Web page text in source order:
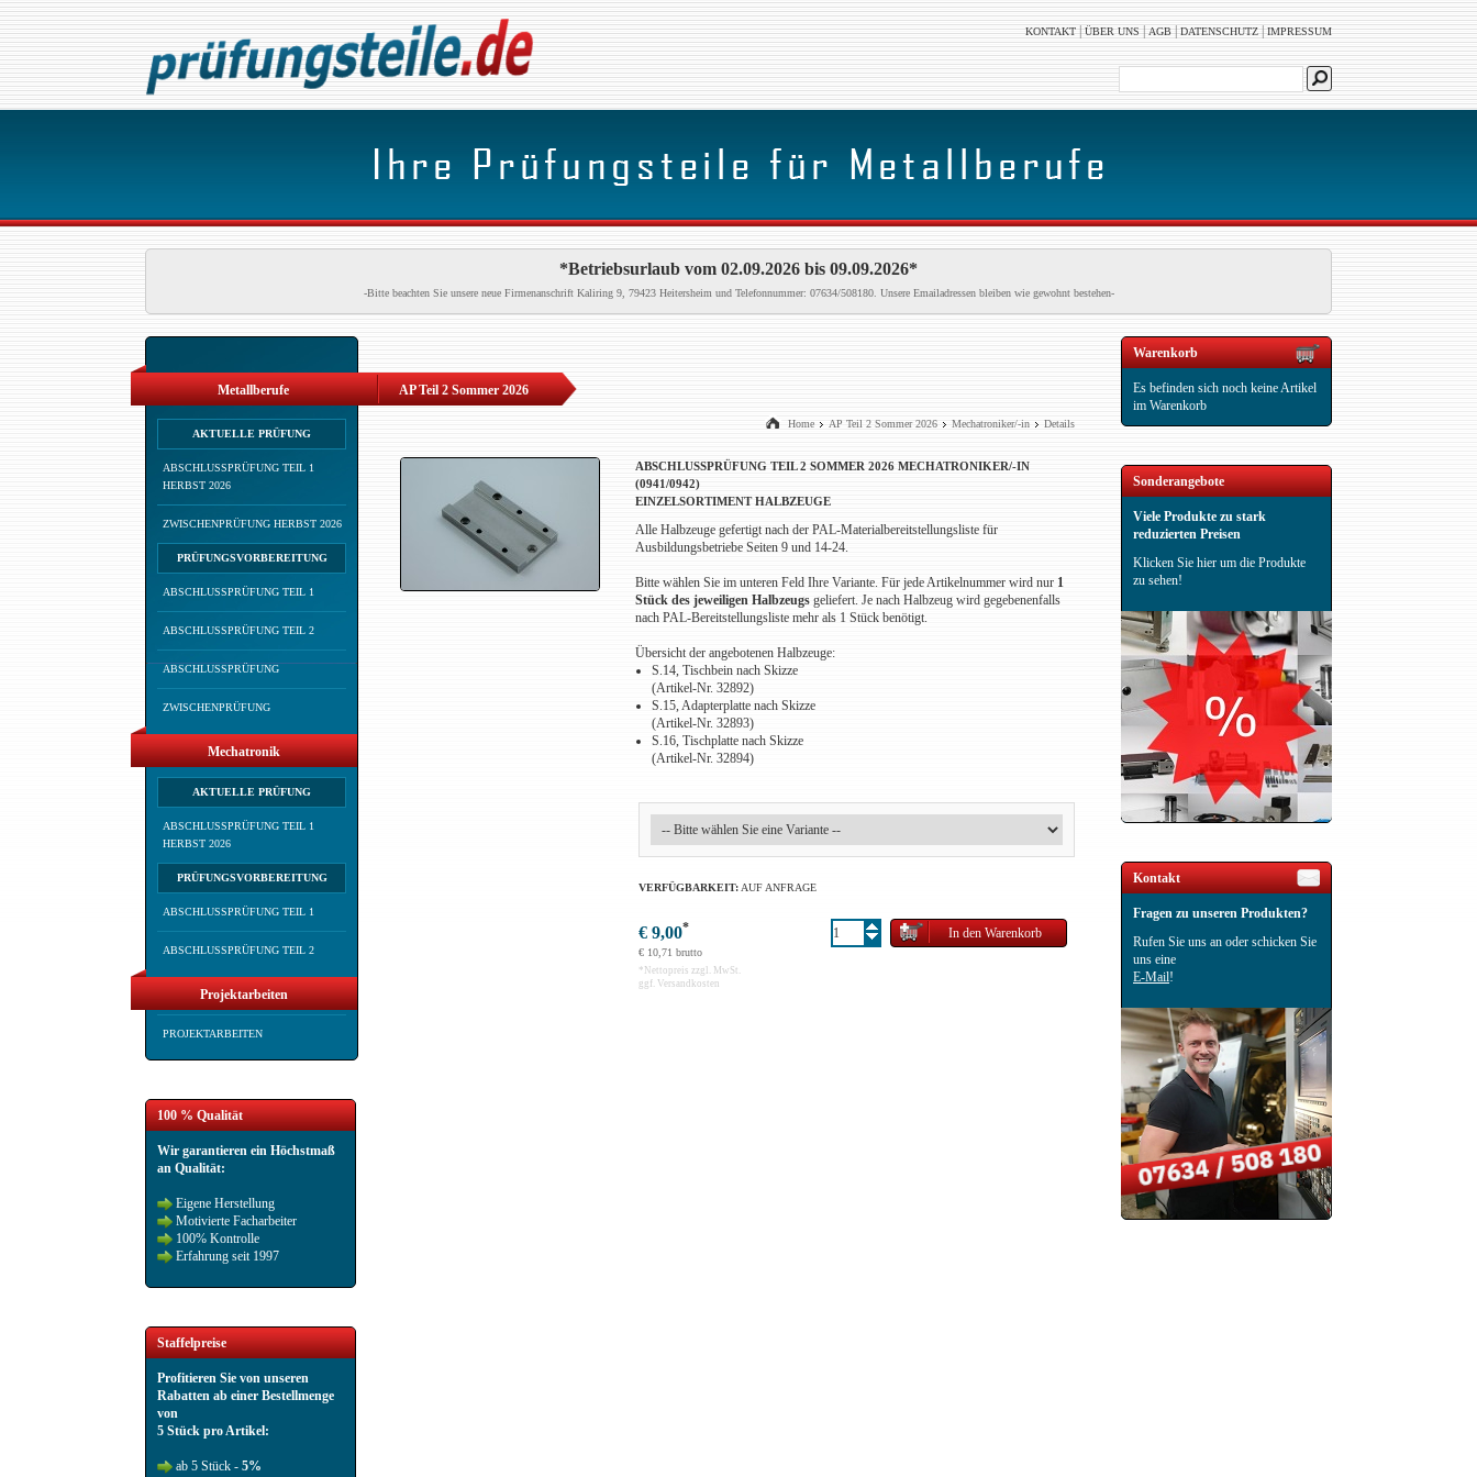
KONTAKT|ÜBER UNS|AGB|DATENSCHUTZ|IMPRESSUM
*Betriebsurlaub vom 02.09.2026 bis 09.09.2026*
-Bitte beachten Sie unsere neue Firmenanschrift Kaliring 9, 79423 Heitersheim und Telefonnummer: 07634/508180. Unsere Emailadressen bleiben wie gewohnt bestehen-
Metallberufe
AKTUELLE PRÜFUNG
ABSCHLUSSPRÜFUNG TEIL 1
HERBST 2026
ZWISCHENPRÜFUNG HERBST 2026
PRÜFUNGSVORBEREITUNG
ABSCHLUSSPRÜFUNG TEIL 1
ABSCHLUSSPRÜFUNG TEIL 2
ABSCHLUSSPRÜFUNG
ZWISCHENPRÜFUNG
Mechatronik
AKTUELLE PRÜFUNG
ABSCHLUSSPRÜFUNG TEIL 1
HERBST 2026
PRÜFUNGSVORBEREITUNG
ABSCHLUSSPRÜFUNG TEIL 1
ABSCHLUSSPRÜFUNG TEIL 2
Projektarbeiten
PROJEKTARBEITEN
100 % Qualität
Wir garantieren ein Höchstmaß
an Qualität:
Eigene Herstellung
Motivierte Facharbeiter
100% Kontrolle
Erfahrung seit 1997
Staffelpreise
Profitieren Sie von unseren
Rabatten ab einer Bestellmenge
von
5 Stück pro Artikel:
ab 5 Stück - 5%
AP Teil 2 Sommer 2026
Home AP Teil 2 Sommer 2026 Mechatroniker/-in Details
ABSCHLUSSPRÜFUNG TEIL 2 SOMMER 2026 MECHATRONIKER/-IN
(0941/0942)
EINZELSORTIMENT HALBZEUGE
Alle Halbzeuge gefertigt nach der PAL-Materialbereitstellungsliste für
Ausbildungsbetriebe Seiten 9 und 14-24.
Bitte wählen Sie im unteren Feld Ihre Variante. Für jede Artikelnummer wird nur 1
Stück des jeweiligen Halbzeugs geliefert. Je nach Halbzeug wird gegebenenfalls
nach PAL-Bereitstellungsliste mehr als 1 Stück benötigt.
Übersicht der angebotenen Halbzeuge:
S.14, Tischbein nach Skizze
(Artikel-Nr. 32892)
S.15, Adapterplatte nach Skizze
(Artikel-Nr. 32893)
S.16, Tischplatte nach Skizze
(Artikel-Nr. 32894)
VERFÜGBARKEIT: AUF ANFRAGE
€ 9,00*
€ 10,71 brutto
* Nettopreis zzgl. MwSt.
ggf. Versandkosten
Warenkorb
Es befinden sich noch keine Artikel
im Warenkorb
Sonderangebote
Viele Produkte zu stark
reduzierten Preisen
Klicken Sie hier um die Produkte
zu sehen!
Kontakt
Fragen zu unseren Produkten?
Rufen Sie uns an oder schicken Sie
uns eine
E-Mail!